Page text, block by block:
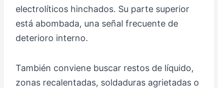
electrolíticos hinchados. Su parte superior
está abombada, una señal frecuente de
deterioro interno.
También conviene buscar restos de líquido,
zonas recalentadas, soldaduras agrietadas o